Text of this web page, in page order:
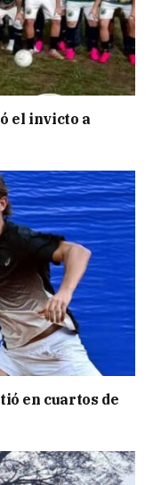
el invicto a
en cuartos de